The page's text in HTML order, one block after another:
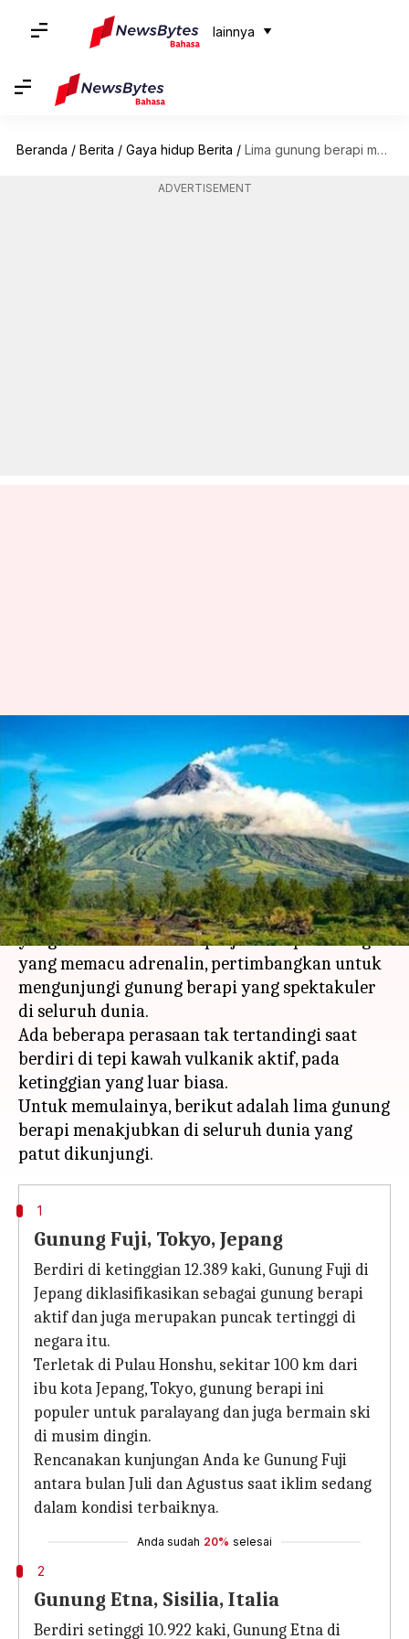
lainnya
Beranda / Berita / Gaya hidup Berita / Lima gunung berapi menakjubkan di seluruh dunia yang harus Anda kunjungi
ADVERTISEMENT
Lima gunung berapi
menakjubkan di seluruh dunia
yang harus Anda kunjungi
menulis Handoko Apr 12, 2023 11:44 am
Apa ceritanya
Jika Anda bosan berlibur ke bukit dan pantai
yang sama dan mencari perjalanan petualangan
yang memacu adrenalin, pertimbangkan untuk
mengunjungi gunung berapi yang spektakuler
di seluruh dunia.
Ada beberapa perasaan tak tertandingi saat
berdiri di tepi kawah vulkanik aktif, pada
ketinggian yang luar biasa.
Untuk memulainya, berikut adalah lima gunung
berapi menakjubkan di seluruh dunia yang
1
Gunung Fuji, Tokyo, Jepang
Berdiri di ketinggian 12.389 kaki, Gunung Fuji di
Jepang diklasifikasikan sebagai gunung berapi
aktif dan juga merupakan puncak tertinggi di
negara itu.
Terletak di Pulau Honshu, sekitar 100 km dari
ibu kota Jepang, Tokyo, gunung berapi ini
populer untuk paralayang dan juga bermain ski
di musim dingin.
Rencanakan kunjungan Anda ke Gunung Fuji
antara bulan Juli dan Agustus saat iklim sedang
dalam kondisi terbaiknya.
Anda sudah 20% selesai
2
Gunung Etna, Sisilia, Italia
Berdiri setinggi 10.922 kaki, Gunung Etna di